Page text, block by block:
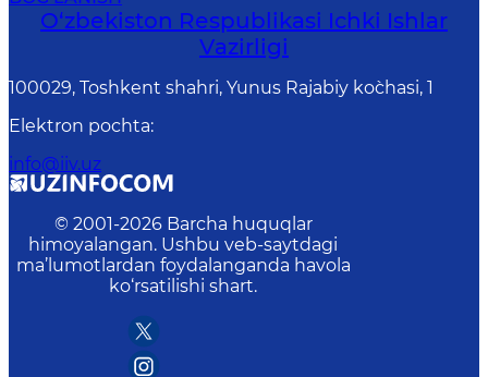
O‘zbеkiston Rеspublikаsi Ichki Ishlаr
Vаzirligi
100029, Toshkent shahri, Yunus Rаjаbiy ko`chаsi, 1
Elektron pochta:
info@iiv.uz
© 2001-2026 Barcha huquqlar
himoyalangan. Ushbu veb-saytdagi
ma’lumotlardan foydalanganda havola
ko‘rsatilishi shart.